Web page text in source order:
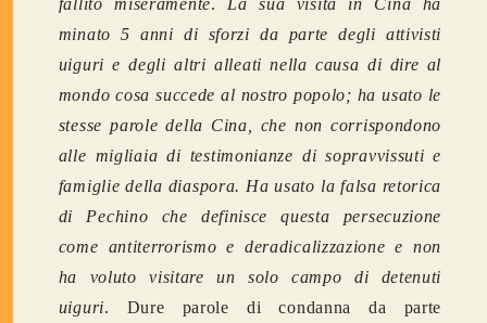
fallito miseramente. La sua visita in Cina ha
minato 5 anni di sforzi da parte degli attivisti
uiguri e degli altri alleati nella causa di dire al
mondo cosa succede al nostro popolo; ha usato le
stesse parole della Cina, che non corrispondono
alle migliaia di testimonianze di sopravvissuti e
famiglie della diaspora. Ha usato la falsa retorica
di Pechino che definisce questa persecuzione
come antiterrorismo e deradicalizzazione e non
ha voluto visitare un solo campo di detenuti
uiguri. Dure parole di condanna da parte